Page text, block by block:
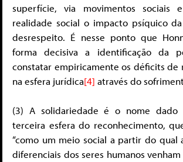
superfície, via movimentos sociais
realidade social o impacto psíquico
desrespeito. É nesse ponto que
forma decisiva a identificação da
constatar empiricamente os déficits de
na esfera jurídica[4] através do
(3) A solidariedade é o nome dado
terceira esfera do reconhecimento,
“como um meio social a partir do qual
diferenciais dos seres humanos